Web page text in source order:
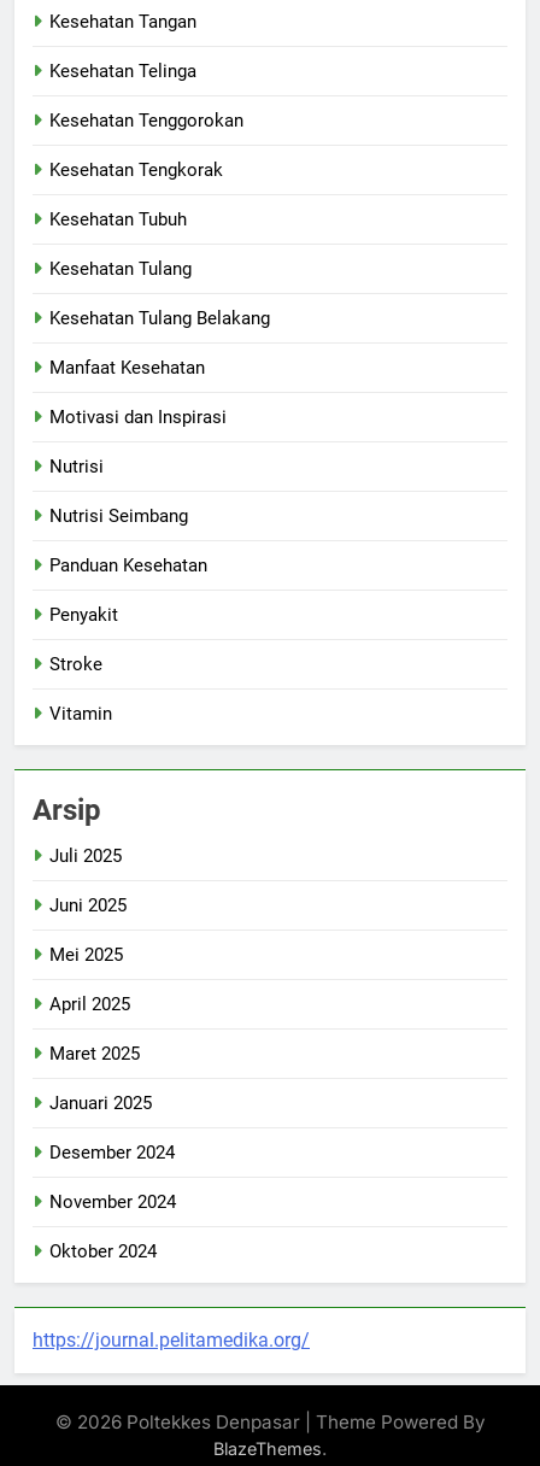
Kesehatan Tangan
Kesehatan Telinga
Kesehatan Tenggorokan
Kesehatan Tengkorak
Kesehatan Tubuh
Kesehatan Tulang
Kesehatan Tulang Belakang
Manfaat Kesehatan
Motivasi dan Inspirasi
Nutrisi
Nutrisi Seimbang
Panduan Kesehatan
Penyakit
Stroke
Vitamin
Arsip
Juli 2025
Juni 2025
Mei 2025
April 2025
Maret 2025
Januari 2025
Desember 2024
November 2024
Oktober 2024
https://journal.pelitamedika.org/
© 2026 Poltekkes Denpasar | Theme Powered By
BlazeThemes.